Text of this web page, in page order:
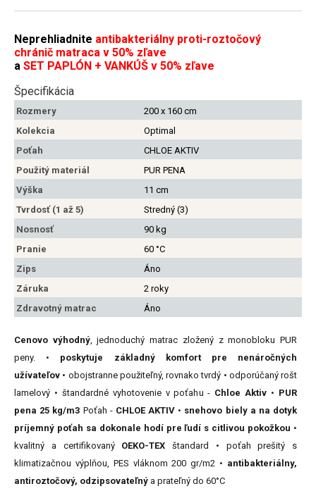
Neprehliadnite antibakteriálny proti-roztočový
chránič matraca v 50% zľave
a SET PAPLÓN + VANKÚŠ v 50% zľave
Špecifikácia
Rozmery
200 x 160 cm
Kolekcia
Optimal
Poťah
CHLOE AKTIV
Použitý materiál
PUR PENA
Výška
11 cm
Tvrdosť (1 až 5)
Stredný (3)
Nosnosť
90 kg
Pranie
60 °C
Zips
Áno
Záruka
2 roky
Zdravotný matrac
Áno
Cenovo výhodný, jednoduchý matrac zložený z monobloku PUR
peny. • poskytuje základný komfort pre nenáročných
užívateľov • obojstranne použiteľný, rovnako tvrdý • odporúčaný rošt
lamelový • štandardné vyhotovenie v poťahu - Chloe Aktiv • PUR
pena 25 kg/m3 Poťah - CHLOE AKTIV • snehovo biely a na dotyk
príjemný poťah sa dokonale hodí pre ľudí s citlivou pokožkou •
kvalitný a certifikovaný OEKO-TEX štandard • poťah prešitý s
klimatizačnou výplňou, PES vláknom 200 gr/m2 • antibakteriálny,
antiroztočový, odzipsovateľný a prateľný do 60°C